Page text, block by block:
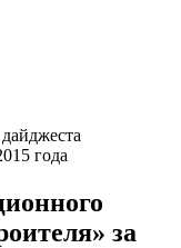
года
за